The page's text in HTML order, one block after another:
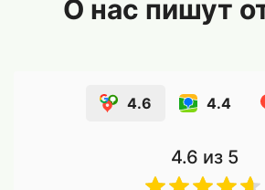
О нас пишут
4.6 4.4
4.6 из 5